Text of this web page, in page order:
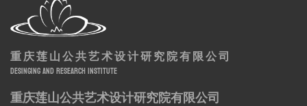
重庆莲山公共艺术设计研究院有限公司
DESINGING AND RESEARCH INSTITUTE
重庆莲山公共艺术设计研究院有限公司